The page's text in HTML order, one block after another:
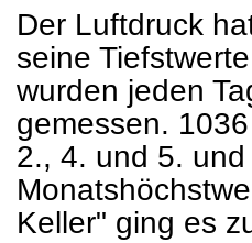
Der Luftdruck
seine
wurden jeden
gemessen.
2., 4. und 5.
Keller" ging es